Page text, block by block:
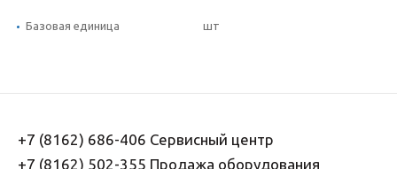
Базовая единица шт
+7 (8162) 686-406 Сервисный центр
+7 (8162) 502-355 Продажа оборудования